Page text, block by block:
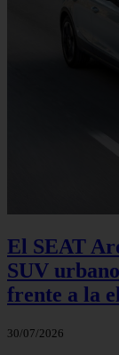
El SEAT
SUV
frente a la
30/07/2026